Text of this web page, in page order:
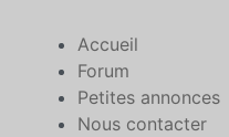
Accueil
Forum
Petites annonces
Nous contacter